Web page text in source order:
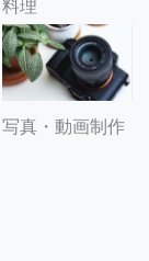
料理
写真・動画制作